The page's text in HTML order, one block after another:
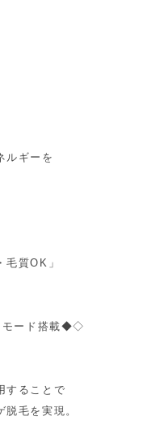
ルギーを
毛質OK」
モード搭載◆◇
することで
毛を実現。